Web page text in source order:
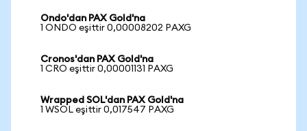
Ondo'dan PAX Gold'na
1 ONDO eşittir 0,00008202 PAXG
Cronos'dan PAX Gold'na
1 CRO eşittir 0,00001131 PAXG
Wrapped SOL'dan PAX Gold'na
1 WSOL eşittir 0,017547 PAXG